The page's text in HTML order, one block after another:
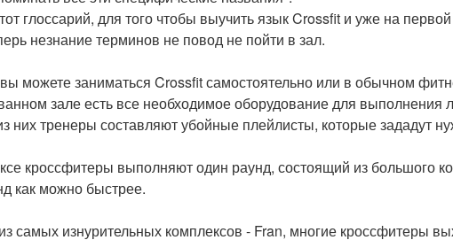
глоссарий, для того чтобы выучить язык Crossfit и уже на
незнание терминов не повод не пойти в зал.
можете заниматься Crossfit самостоятельно или в обычном
зале есть все необходимое оборудование для выполнения
них тренеры составляют убойные плейлисты, которые зададут
кроссфитеры выполняют один раунд, состоящий из большого
как можно быстрее.
самых изнурительных комплексов - Fran, многие кроссфитеры